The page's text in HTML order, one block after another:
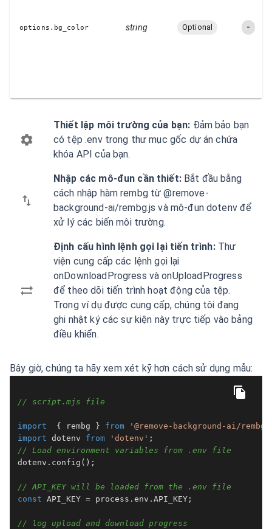
options.bg_color string Optional -
Thiết lập môi trường của bạn: Đảm bảo bạn
có tệp .env trong thư mục gốc dự án chứa
khóa API của bạn.
Nhập các mô-đun cần thiết: Bắt đầu bằng
cách nhập hàm rembg từ @remove-
background-ai/rembg.js và mô-đun dotenv để
xử lý các biến môi trường.
Định cấu hình lệnh gọi lại tiến trình: Thư
viện cung cấp các lệnh gọi lại
onDownloadProgress và onUploadProgress
để theo dõi tiến trình hoạt động của tệp.
Trong ví dụ được cung cấp, chúng tôi đang
ghi nhật ký các sự kiện này trực tiếp vào bảng
điều khiển.
Bây giờ, chúng ta hãy xem xét kỹ hơn cách sử dụng mẫu:
// script.mjs file
import
  { rembg }
from
'@remove-background-ai/
import dotenv from 'dotenv'
// Load environment variables from .env file
dotenv. config ();
// API_KEY will be loaded from the .env file
const API_KEY = process. env . API_KEY ;
// log upload and download progress